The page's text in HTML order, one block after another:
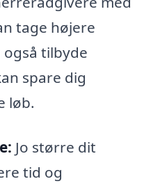
tage højere
tilbyde
spare dig
løb.
Jo større dit
tid og